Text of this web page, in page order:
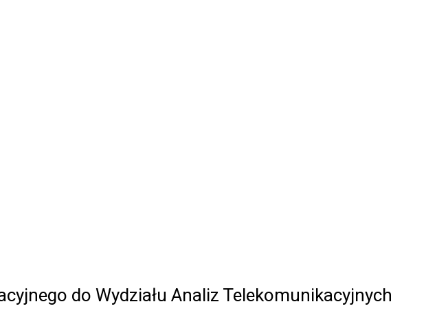
do Wydziału Analiz Telekomunikacyjnych